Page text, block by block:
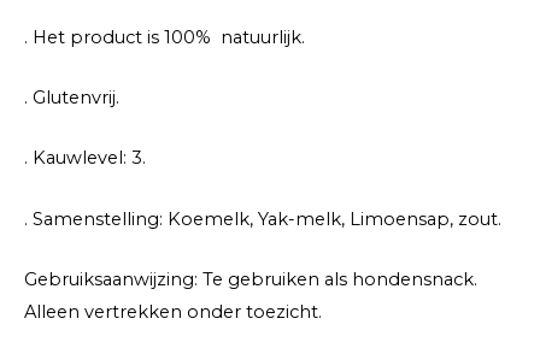
. Het product is 100% natuurlijk.
. Glutenvrij.
. Kauwlevel: 3.
. Samenstelling: Koemelk, Yak-melk, Limoensap, zout.
Gebruiksaanwijzing: Te gebruiken als hondensnack.
Alleen vertrekken onder toezicht.